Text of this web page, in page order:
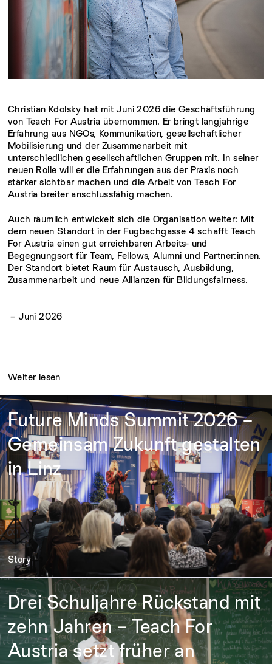
Christian Kdolsky hat mit Juni 2026 die Geschäftsführung
von Teach For Austria übernommen. Er bringt langjährige
Erfahrung aus NGOs, Kommunikation, gesellschaftlicher
Mobilisierung und der Zusammenarbeit mit
unterschiedlichen gesellschaftlichen Gruppen mit. In seiner
neuen Rolle will er die Erfahrungen aus der Praxis noch
stärker sichtbar machen und die Arbeit von Teach For
Austria breiter anschlussfähig machen.
Auch räumlich entwickelt sich die Organisation weiter: Mit
dem neuen Standort in der Fugbachgasse 4 schafft Teach
For Austria einen gut erreichbaren Arbeits- und
Begegnungsort für Team, Fellows, Alumni und Partner:innen.
Der Standort bietet Raum für Austausch, Ausbildung,
Zusammenarbeit und neue Allianzen für Bildungsfairness.
– Juni 2026
Weiter lesen
Future Minds Summit 2026 –
Gemeinsam Zukunft gestalten
in Linz
Story
Drei Schuljahre Rückstand mit
zehn Jahren – Teach For
Austria setzt früher an